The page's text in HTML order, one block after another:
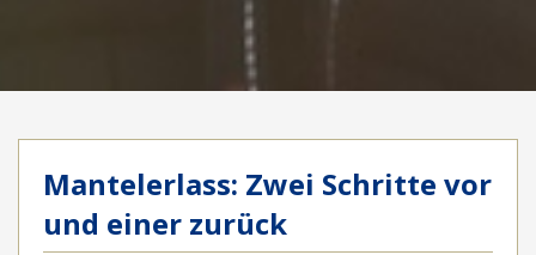
Mantelerlass: Zwei Schritte vor
und einer zurück